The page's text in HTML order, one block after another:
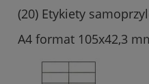
(20) Etykiety
A4 format 105x42,3